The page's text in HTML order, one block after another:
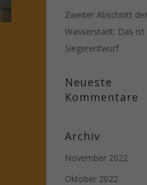
Zweiter Abschnitt der
Wasserstadt: Das ist
Siegerentwurf
Neueste
Kommentare
Archiv
November 2022
Oktober 2022